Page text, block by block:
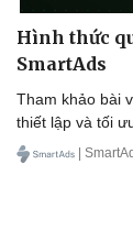
Hình thức
SmartAds
Tham khảo bài
thiết lập và tối
|